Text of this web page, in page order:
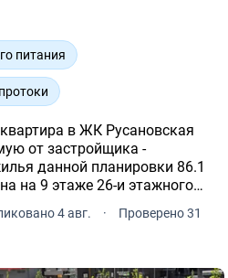
питания
в ЖК Русановская
от застройщика -
4 авг. ·
Проверено 31